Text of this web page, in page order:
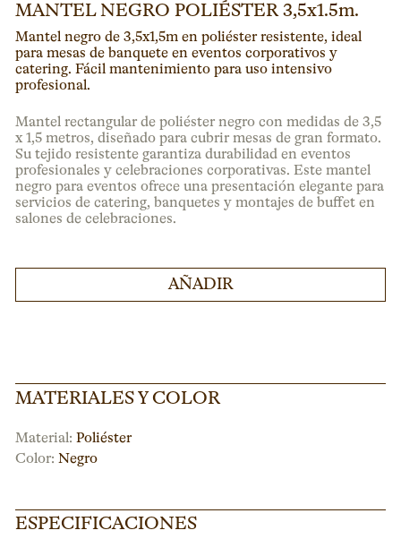
MANTEL NEGRO POLIÉSTER 3,5x1.5m.
Mantel negro de 3,5x1,5m en poliéster resistente, ideal
para mesas de banquete en eventos corporativos y
catering. Fácil mantenimiento para uso intensivo
profesional.
Mantel rectangular de poliéster negro con medidas de 3,5
x 1,5 metros, diseñado para cubrir mesas de gran formato.
Su tejido resistente garantiza durabilidad en eventos
profesionales y celebraciones corporativas. Este mantel
negro para eventos ofrece una presentación elegante para
servicios de catering, banquetes y montajes de buffet en
salones de celebraciones.
AÑADIR
MATERIALES Y COLOR
Material: Poliéster
Color: Negro
ESPECIFICACIONES